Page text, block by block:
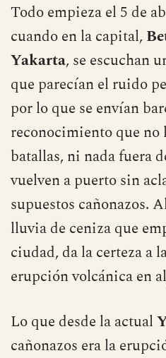
Todo empieza el 5 de
cuando en la capital,
Yakarta, se escuchan
que parecían el ruido
por lo que se envían
reconocimiento que
batallas, ni nada fuera
vuelven a puerto sin
supuestos cañonazos.
lluvia de ceniza que
ciudad, da la certeza a
erupción volcánica en
Lo que desde la actual
cañonazos era la